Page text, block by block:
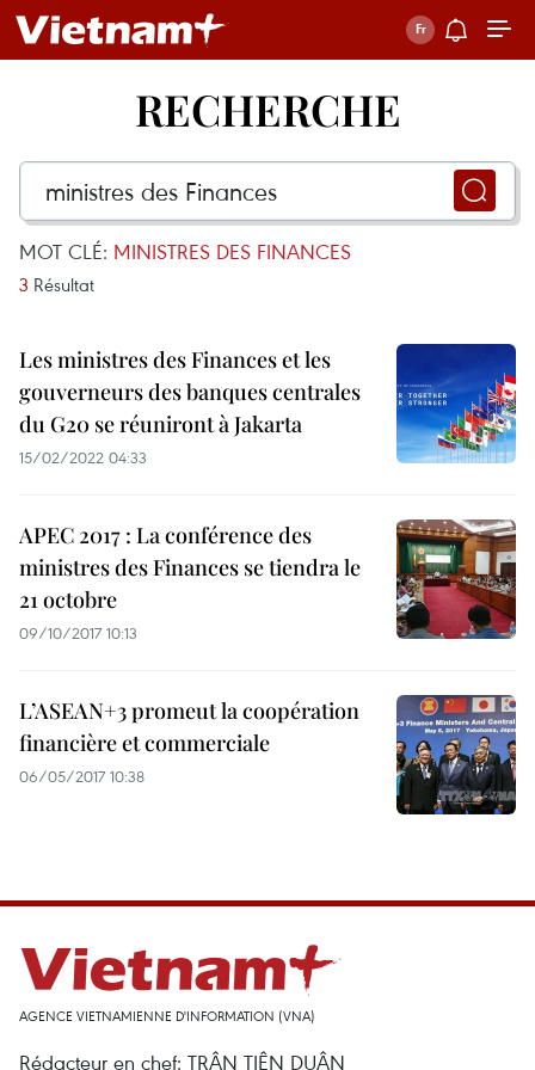
RECHERCHE
MOT CLÉ: MINISTRES DES FINANCES
3 Résultat
Les ministres des Finances et les
gouverneurs des banques centrales
du G20 se réuniront à Jakarta
15/02/2022 04:33
APEC 2017 : La conférence des
ministres des Finances se tiendra le
21 octobre
09/10/2017 10:13
L’ASEAN+3 promeut la coopération
financière et commerciale
06/05/2017 10:38
AGENCE VIETNAMIENNE D'INFORMATION (VNA)
Rédacteur en chef: TRÂN TIÊN DUÂN